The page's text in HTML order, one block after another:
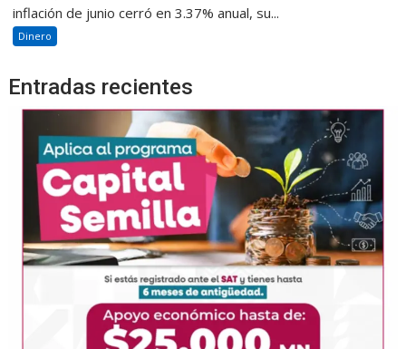
inflación de junio cerró en 3.37% anual, su...
Dinero
Entradas recientes